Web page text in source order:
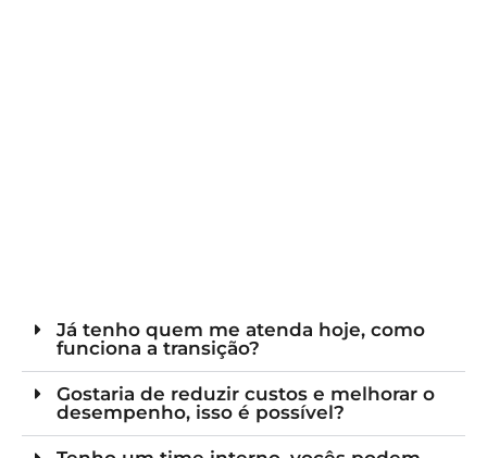
Já tenho quem me atenda hoje, como
funciona a transição?
Gostaria de reduzir custos e melhorar o
desempenho, isso é possível?